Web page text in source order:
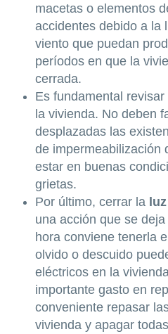
macetas o elementos
accidentes debido a la
viento que puedan
períodos en que la
cerrada.
Es fundamental revisar
la vivienda. No deben
desplazadas las
de impermeabilización
estar en buenas
grietas.
Por último, cerrar la
una acción que se
hora conviene tenerla
olvido o descuido
eléctricos en la
importante gasto en
conveniente repasar
vivienda y apagar